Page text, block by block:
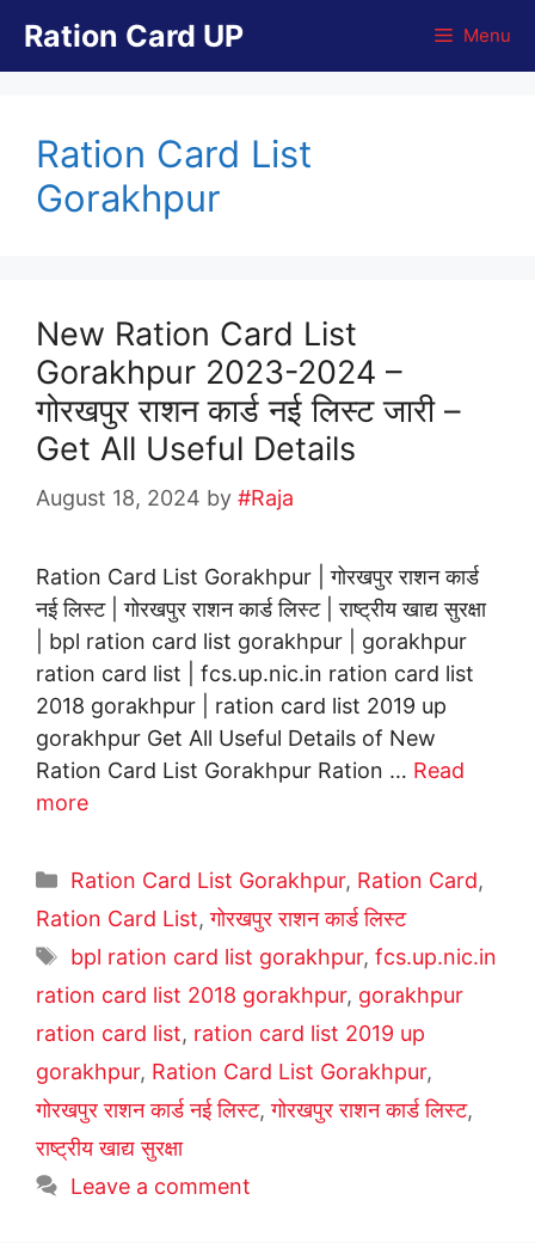
content
Ration Card UP Menu
Ration Card List
Gorakhpur
New Ration Card List
Gorakhpur 2023-2024 –
गोरखपुर राशन कार्ड नई लिस्ट जारी –
Get All Useful Details
August 18, 2024 by #Raja
Ration Card List Gorakhpur | गोरखपुर राशन कार्ड
नई लिस्ट | गोरखपुर राशन कार्ड लिस्ट | राष्ट्रीय खाद्य सुरक्षा
| bpl ration card list gorakhpur | gorakhpur
ration card list | fcs.up.nic.in ration card list
2018 gorakhpur | ration card list 2019 up
gorakhpur Get All Useful Details of New
Ration Card List Gorakhpur Ration … Read
more
Categories
Ration Card List Gorakhpur, Ration Card,
Ration Card List,गोरखपुर राशन कार्ड लिस्ट
Tags
bpl ration card list gorakhpur, fcs.up.nic.in
ration card list 2018 gorakhpur, gorakhpur
ration card list, ration card list 2019 up
gorakhpur, Ration Card List Gorakhpur,
गोरखपुर राशन कार्ड नई लिस्ट,गोरखपुर राशन कार्ड लिस्ट,
राष्ट्रीय खाद्य सुरक्षा
Leave a comment